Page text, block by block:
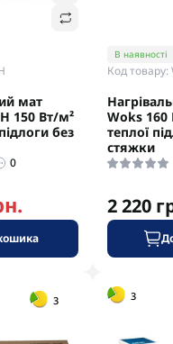
мат
150 Вт/м²
без
0
В наявності
Код товару:
Woks 160
теплої
стяжки
2 220
3
-5% в корзині 3